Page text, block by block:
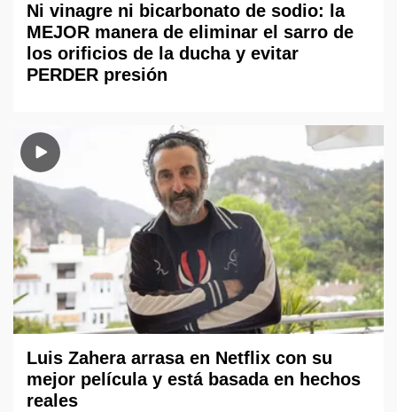
Ni vinagre ni bicarbonato de sodio: la
MEJOR manera de eliminar el sarro de
los orificios de la ducha y evitar
PERDER presión
Luis Zahera arrasa en Netflix con su
mejor película y está basada en hechos
reales